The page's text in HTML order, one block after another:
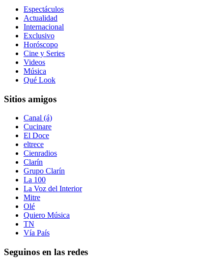
Espectáculos
Actualidad
Internacional
Exclusivo
Horóscopo
Cine y Series
Videos
Música
Qué Look
Sitios amigos
Canal (á)
Cucinare
El Doce
eltrece
Cienradios
Clarín
Grupo Clarín
La 100
La Voz del Interior
Mitre
Olé
Quiero Música
TN
Vía País
Seguinos en las redes